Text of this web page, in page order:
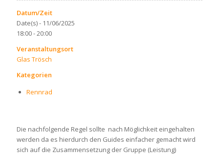
Datum/Zeit
Date(s) - 11/06/2025
18:00 - 20:00
Veranstaltungsort
Glas Trösch
Kategorien
Rennrad
Die nachfolgende Regel sollte nach Möglichkeit eingehalten
werden da es hierdurch den Guides einfacher gemacht wird
sich auf die Zusammensetzung der Gruppe (Leistung)